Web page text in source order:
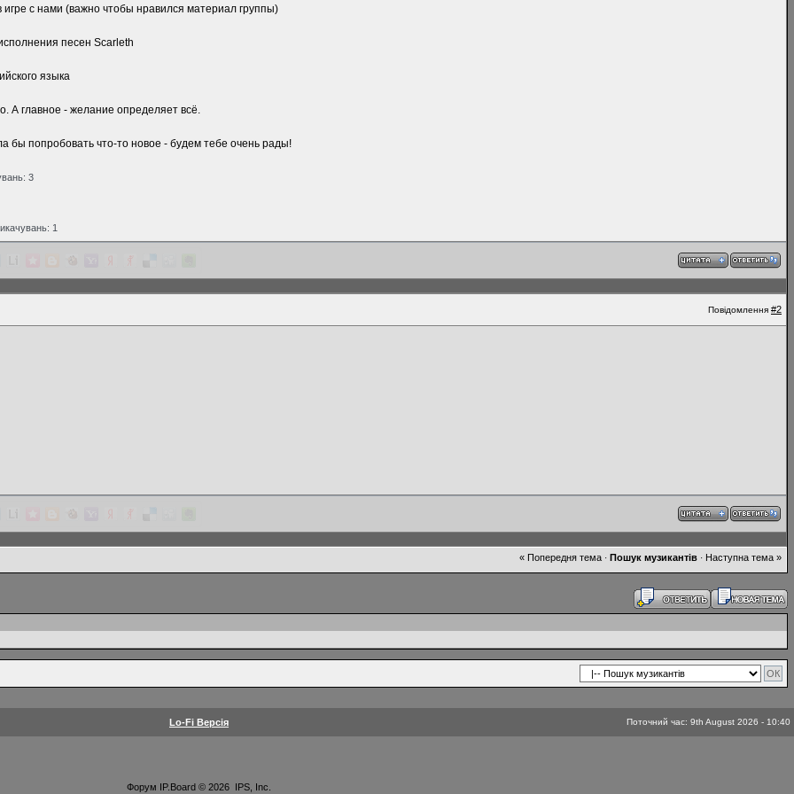
игре с нами (важно чтобы нравился материал группы)
песен Scarleth
языка
А главное - желание определяет всё.
бы попробовать что-то новое - будем тебе очень рады!
3
1
Повідомлення #2
« Попередня тема · Пошук музикантів · Наступна тема »
Lo-Fi Версія Поточний час: 9th August 2026 - 10:40
Форум IP.Board© 2026 IPS, Inc